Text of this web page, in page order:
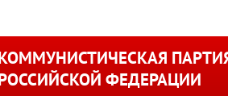
КОММУНИСТИЧЕСКАЯ
РОССИЙСКОЙ ФЕДЕРАЦИИ